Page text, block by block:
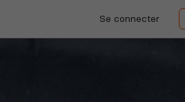
Se connecter